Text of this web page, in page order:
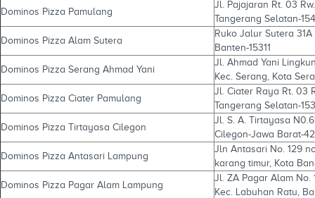
Dominos Pizza Pamulang
Jl. Pajajaran Rt. 03
Tangerang Selatan-
Dominos Pizza Alam Sutera
Ruko Jalur Sutera
Banten-15311
Dominos Pizza Serang Ahmad Yani
Jl. Ahmad Yani
Kec. Serang, Kota
Dominos Pizza Ciater Pamulang
Jl. Ciater Raya Rt. 03
Tangerang Selatan-
Dominos Pizza Tirtayasa Cilegon
Jl. S. A. Tirtayasa
Cilegon-Jawa Barat-
Dominos Pizza Antasari Lampung
Jln Antasari No. 129
karang timur, Kota
Dominos Pizza Pagar Alam Lampung
Jl. ZA Pagar Alam No.
Kec. Labuhan Ratu,